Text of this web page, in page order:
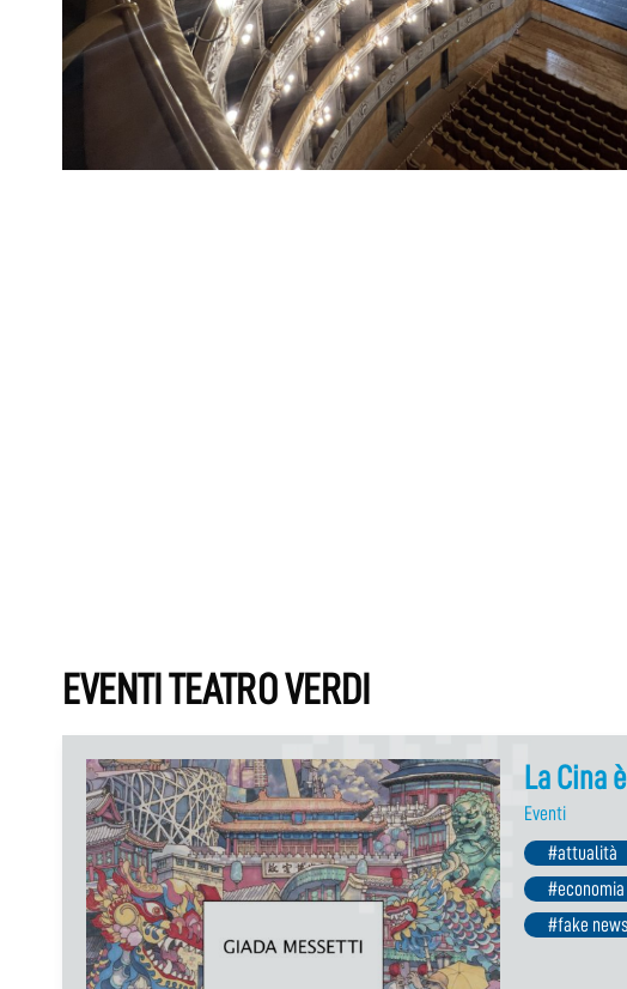
EVENTI TEATRO VERDI
La Cina
Eventi
#attualità
#economia
#fake news